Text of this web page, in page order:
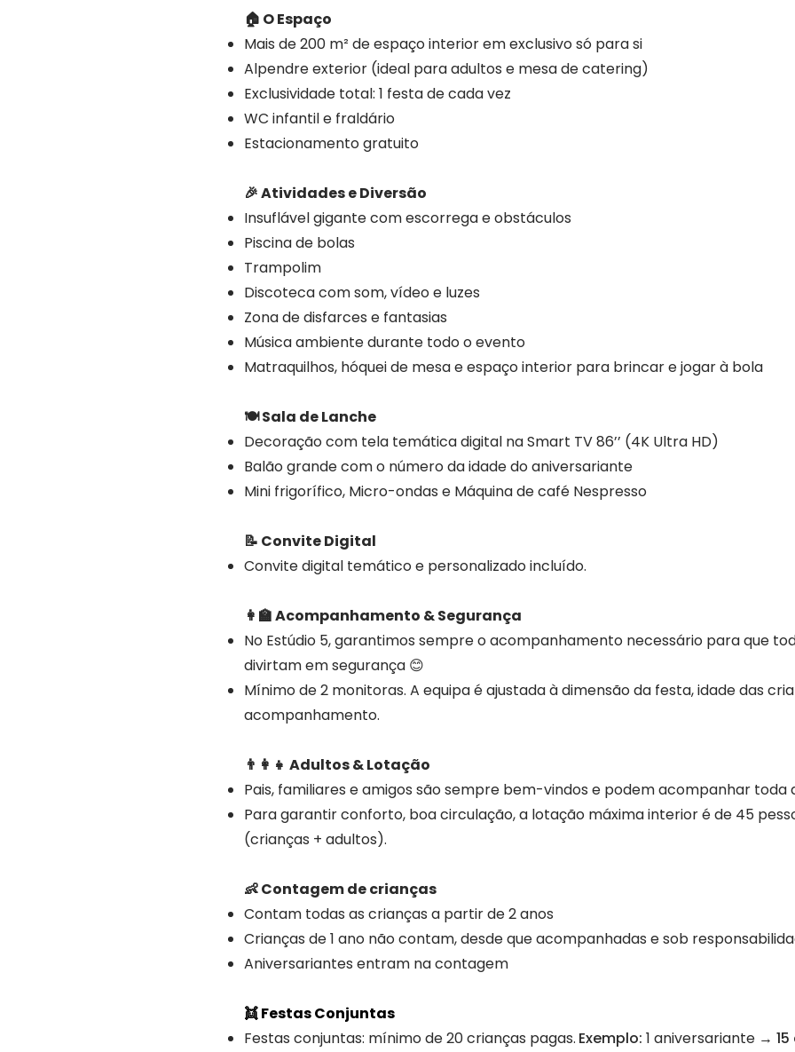
🏠 O Espaço
Mais de 200 m² de espaço interior em exclusivo só para si
Alpendre exterior (ideal para adultos e mesa de catering)
Exclusividade total: 1 festa de cada vez
WC infantil e fraldário
Estacionamento gratuito
🎉 Atividades e Diversão
Insuflável gigante com escorrega e obstáculos
Piscina de bolas
Trampolim
Discoteca com som, vídeo e luzes
Zona de disfarces e fantasias
Música ambiente durante todo o evento
Matraquilhos, hóquei de mesa e espaço interior para brincar e jogar à bola
🍽 Sala de Lanche
Decoração com tela temática digital na Smart TV 86’’ (4K Ultra HD)
Balão grande com o número da idade do aniversariante
Mini frigorífico, Micro-ondas e Máquina de café Nespresso
​📝 Convite Digital
Convite digital temático e personalizado incluído.
👩‍🏫 Acompanhamento & Segurança
No Estúdio 5, garantimos sempre o acompanhamento necessário para que
divirtam em segurança 😊
Mínimo de 2 monitoras. A equipa é ajustada à dimensão da festa, idade das
acompanhamento.
👨‍👩‍👧 Adultos & Lotação
Pais, familiares e amigos são sempre bem-vindos e podem acompanhar toda
Para garantir conforto, boa circulação, a lotação máxima interior é de 45
(crianças + adultos).
👶 Contagem de crianças
Contam todas as crianças a partir de 2 anos
Crianças de 1 ano não contam, desde que acompanhadas e sob
Aniversariantes entram na contagem
👯 Festas Conjuntas
Festas conjuntas: mínimo de 20 crianças pagas. Exemplo: 1 aniversariante →